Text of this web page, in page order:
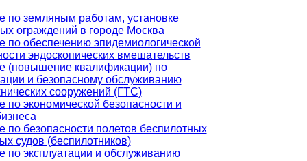
по земляным работам, установке
ограждений в городе Москва
по обеспечению эпидемиологической
эндоскопических вмешательств
(повышение квалификации) по
и безопасному обслуживанию
сооружений (ГТС)
по экономической безопасности и
по безопасности полетов беспилотных
судов (беспилотников)
по эксплуатации и обслуживанию